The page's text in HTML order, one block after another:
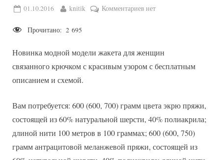
в
с
Posted
01.10.2016 By
knitik Комментариевк
для
женщин
нет
Прочитано: 2 695
Новинка модной модели жакета для женщин
связанного крючком с красивым узором с бесплатным
описанием и схемой.
Вам потребуется: 600 (600, 700) грамм цвета экрю пряжи,
состоящей из 60% натуральной шерсти, 40% полиакрила;
длиной нити 100 метров в 100 граммах; 600 (600, 750)
грамм антрацитовой меланжевой пряжи, состоящей из